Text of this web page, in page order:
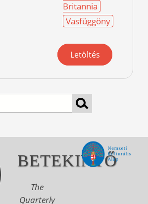
Britannia
Vasfüggöny
Letöltés
BETEKINTŐ
The
Quarterly